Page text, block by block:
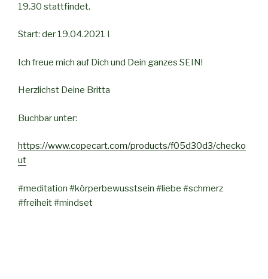
19.30 stattfindet.
Start: der 19.04.2021 I
Ich freue mich auf Dich und Dein ganzes SEIN!
Herzlichst Deine Britta
Buchbar unter:
https://www.copecart.com/products/f05d30d3/checko
ut
#meditation #körperbewusstsein #liebe #schmerz
#freiheit #mindset